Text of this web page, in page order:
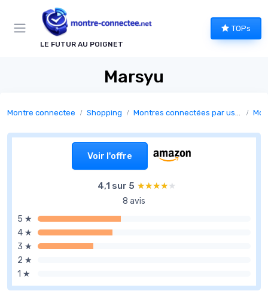
LE FUTUR AU POIGNET
TOPs
Marsyu
Montre connectee Shopping Montres connectées par usage
Voir l'offre
4,1 sur 5 ★★★★★
★★★★★
8 avis
5 ★
4 ★
3 ★
2 ★
1 ★
Panneau de gestion des cookies